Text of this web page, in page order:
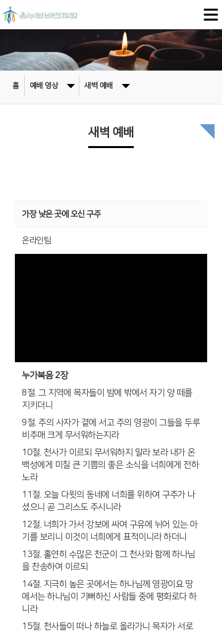
홈 예배 영상 새벽 예배
새벽 예배
가장 낮은 곳에 오신 구주
온라인팀
누가복음 2장
8절. 그 지역에 목자들이 밤에 밖에서 자기 양 떼를
지키더니
9절. 주의 사자가 곁에 서고 주의 영광이 그들을 두루
비추매 크게 무서워하는지라
10절. 천사가 이르되 무서워하지 말라 보라 내가 온
백성에게 미칠 큰 기쁨의 좋은 소식을 너희에게 전하
노라
11절. 오늘 다윗의 동네에 너희를 위하여 구주가 나
셨으니 곧 그리스도 주시니라
12절. 너희가 가서 강보에 싸여 구유에 뉘어 있는 아
기를 보리니 이것이 너희에게 표적이니라 하더니
13절. 홀연히 수많은 천군이 그 천사와 함께 하나님
을 찬송하여 이르되
14절. 지극히 높은 곳에서는 하나님께 영광이요 땅
에서는 하나님이 기뻐하신 사람들 중에 평화로다 하
니라
15절. 천사들이 떠나 하늘로 올라가니 목자가 서로